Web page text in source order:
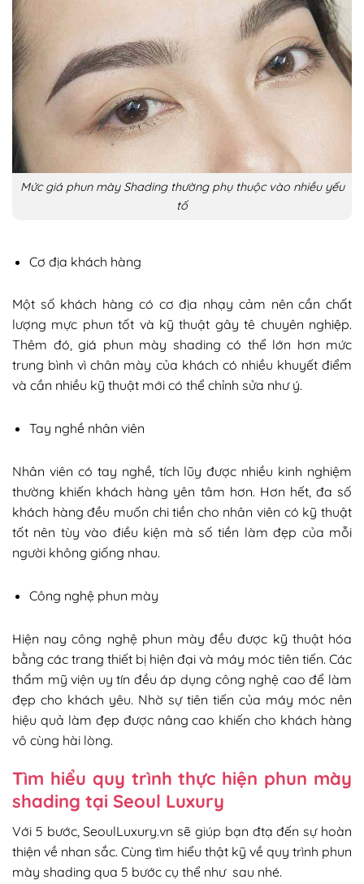
Mức giá phun mày Shading thường phụ thuộc vào nhiều yếu
tố
Cơ địa khách hàng
Một số khách hàng có cơ địa nhạy cảm nên cần chất
lượng mực phun tốt và kỹ thuật gây tê chuyên nghiệp.
Thêm đó, giá phun mày shading có thể lớn hơn mức
trung bình vì chân mày của khách có nhiều khuyết điểm
và cần nhiều kỹ thuật mới có thể chỉnh sửa như ý.
Tay nghề nhân viên
Nhân viên có tay nghề, tích lũy được nhiều kinh nghiệm
thường khiến khách hàng yên tâm hơn. Hơn hết, đa số
khách hàng đều muốn chi tiền cho nhân viên có kỹ thuật
tốt nên tùy vào điều kiện mà số tiền làm đẹp của mỗi
người không giống nhau.
Công nghệ phun mày
Hiện nay công nghệ phun mày đều được kỹ thuật hóa
bằng các trang thiết bị hiện đại và máy móc tiên tiến. Các
thẩm mỹ viện uy tín đều áp dụng công nghệ cao để làm
đẹp cho khách yêu. Nhờ sự tiên tiến của máy móc nên
hiệu quả làm đẹp được nâng cao khiến cho khách hàng
vô cùng hài lòng.
Tìm hiểu quy trình thực hiện phun mày
shading tại Seoul Luxury
Với 5 bước, SeoulLuxury.vn sẽ giúp bạn đtạ đến sự hoàn
thiện về nhan sắc. Cùng tìm hiểu thật kỹ về quy trình phun
mày shading qua 5 bước cụ thể như sau nhé.